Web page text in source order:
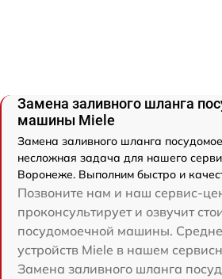
Замена заливного шланга
машины Miele
Замена заливного шланга
несложная задача для нашего
Воронеже. Выполним быстро и
Позвоните нам и наш сервис-
проконсультирует и озвучит
посудомоечной машины.
устройств Miele в нашем
Замена заливного шланга